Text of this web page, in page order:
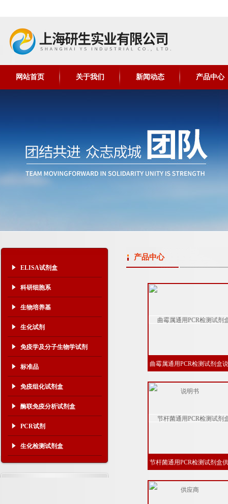
网站首页 关于我们 新闻动态 产品中心
ELISA试剂盒
科研细胞系
生物培养基
生化试剂
免疫学及分子生物学试剂
标准品
免疫组化试剂盒
酶联免疫分析试剂盒
PCR试剂
生化检测试剂盒
产品中心
曲霉属通用PCR检测试剂盒
节杆菌通用PCR检测试剂盒